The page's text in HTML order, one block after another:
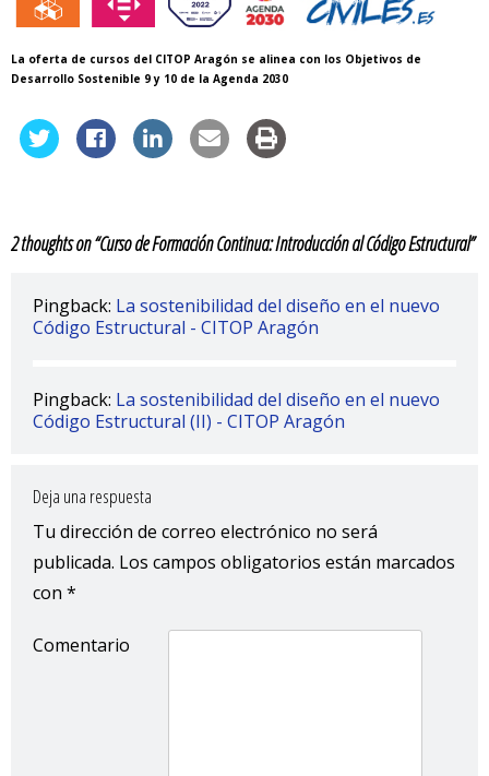
La oferta de cursos del CITOP Aragón se alinea con los Objetivos de
Desarrollo Sostenible 9 y 10 de la Agenda 2030
2 thoughts on “Curso de Formación Continua: Introducción al Código Estructural”
Pingback: La sostenibilidad del diseño en el nuevo
Código Estructural - CITOP Aragón
Pingback: La sostenibilidad del diseño en el nuevo
Código Estructural (II) - CITOP Aragón
Deja una respuesta
Tu dirección de correo electrónico no será
publicada. Los campos obligatorios están marcados
con *
Comentario